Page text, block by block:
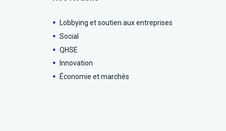
Lobbying et soutien aux entreprises
Social
QHSE
Innovation
Économie et marchés